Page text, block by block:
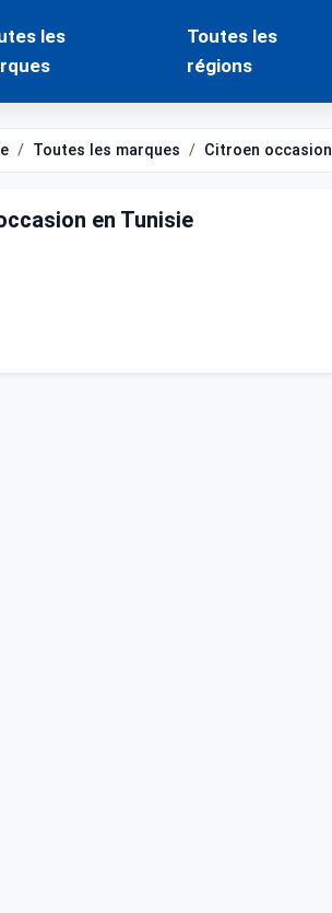
les
Toutes les
régions
Toutes les marques Citroen occasion
en Tunisie